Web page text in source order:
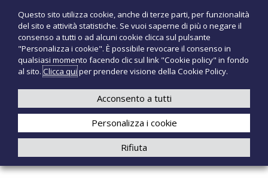
n
T
e
c
n
o
M
e
P
r
d
o
t
i
e
i
a
l
+39 3921526175
« Tutti gli Eventi
Questo sito utilizza cookie, anche di terze parti, per funzionalità
del sito e attività statistiche. Se vuoi saperne di più o negare il
consenso a tutti o ad alcuni cookie clicca sul pulsante
"Personalizza i cookie". È possibile revocare il consenso in
qualsiasi momento facendo clic sul link "Cookie policy" in fondo
al sito.Clicca quiper prendere visione della Cookie Policy.
Personalizza i cookie
Rifiuta
Acconsento a tutti